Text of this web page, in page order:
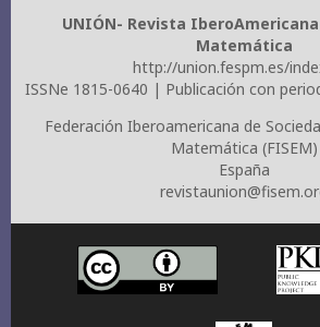
UNIÓN- Revista
Matemática
http://union.fespm.es/
ISSNe 1815-0640 | Publicación con
Federación Iberoamericana de
Matemática (FISEM)
España